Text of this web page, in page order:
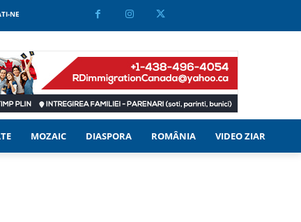
NE
MOZAIC DIASPORA ROMÂNIA VIDEO ZIAR